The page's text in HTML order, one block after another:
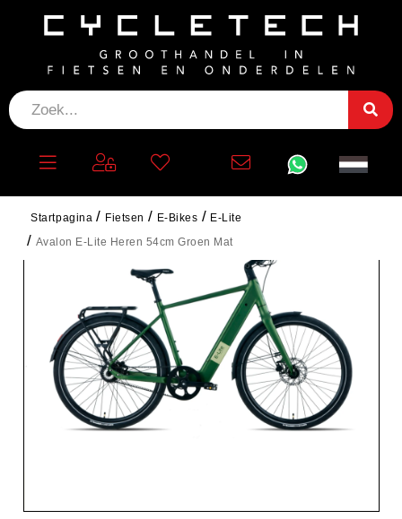
Startpagina Fietsen E-Bikes
E-Lite
Avalon E-Lite Heren 54cm Groen Mat